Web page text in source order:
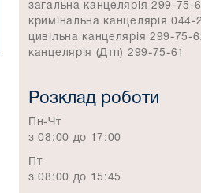
загальна канцелярія 299-75-
кримінальна канцелярія 044-
цивільна канцелярія 299-75-
канцелярія (Дтп) 299-75-61
Розклад роботи
Пн-Чт
з 08:00 до 17:00
Пт
з 08:00 до 15:45